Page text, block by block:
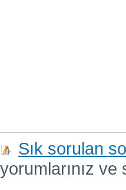
Sık sorulan
yorumlarınız ve